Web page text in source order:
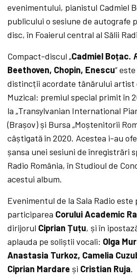
evenimentului, pianistul Cadmiel
publicului o sesiune de autografe
disc, în Foaierul central al Sălii
Compact-discul „Cadmiel Boțac.
Beethoven, Chopin, Enescu”
distincții acordate tânărului artist
Muzical: premiul special primit în
la „Transylvanian International
(Brașov) și Bursa „Moștenitorii
câștigată în 2020. Acestea i-au
șansa unei sesiuni de înregistrări
Radio România, în Studioul de
acestui album.
Evenimentul de la Sala Radio
participarea Corului Academic
dirijorul Ciprian Țuțu, și în
aplauda pe soliștii vocali: Olga
Anastasia Turkoz, Camelia
Ciprian Mardare și Cristian Ruja.